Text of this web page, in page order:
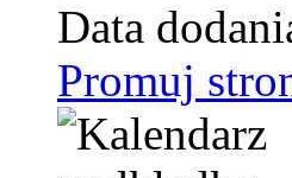
Data
Promuj